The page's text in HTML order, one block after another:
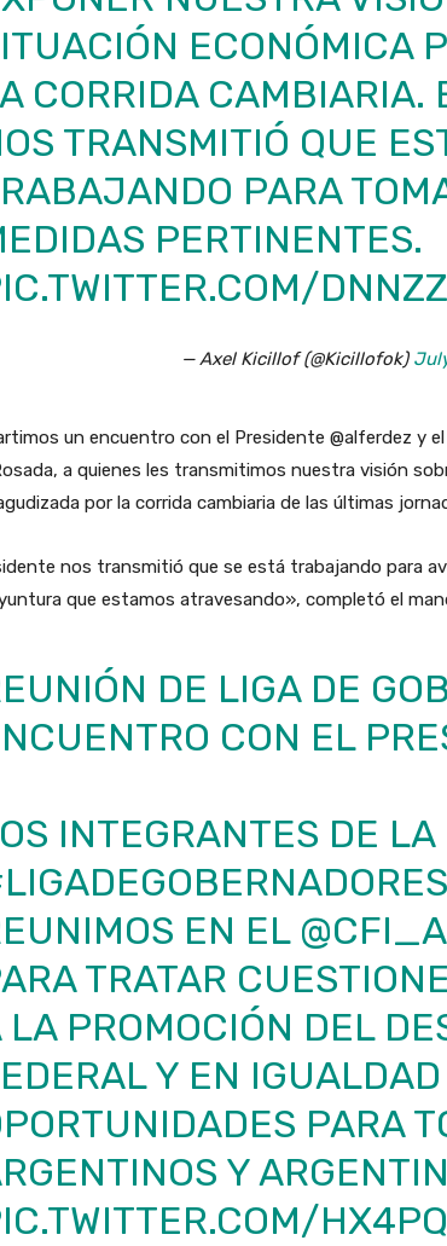
ECONÓMICA
CORRIDA CAMBIARIA.
TRANSMITIÓ QUE
PARA
PERTINENTES.
— Axel Kicillof (@Kicillofok)
un encuentro con el Presidente @alferdez y
a quienes les transmitimos nuestra visión
por la corrida cambiaria de las últimas
nos transmitió que se está trabajando para
que estamos atravesando», completó el
DE LIGA DE
CON EL
INTEGRANTES DE LA
EN EL
TRATAR
LA PROMOCIÓN DEL
Y EN
PARA
Y